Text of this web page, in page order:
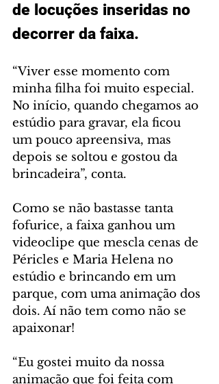
de locuções inseridas no
decorrer da faixa.
“Viver esse momento com
minha filha foi muito especial.
No início, quando chegamos ao
estúdio para gravar, ela ficou
um pouco apreensiva, mas
depois se soltou e gostou da
brincadeira”, conta.
Como se não bastasse tanta
fofurice, a faixa ganhou um
videoclipe que mescla cenas de
Péricles e Maria Helena no
estúdio e brincando em um
parque, com uma animação dos
dois. Aí não tem como não se
apaixonar!
“Eu gostei muito da nossa
animação que foi feita com